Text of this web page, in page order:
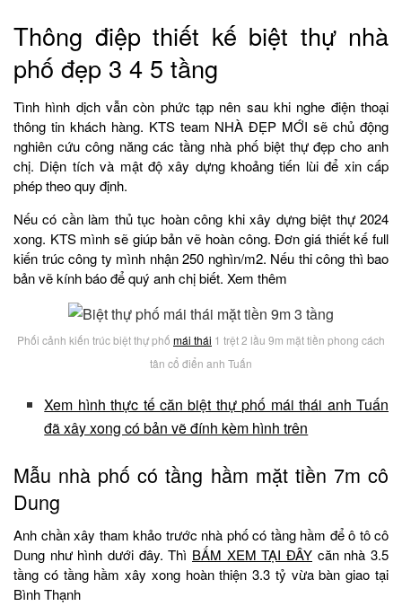
Thông điệp thiết kế biệt thự nhà
phố đẹp 3 4 5 tầng
Tình hình dịch vẫn còn phức tạp nên sau khi nghe điện thoại
thông tin khách hàng. KTS team NHÀ ĐẸP MỚI sẽ chủ động
nghiên cứu công năng các tầng nhà phố biệt thự đẹp cho anh
chị. Diện tích và mật độ xây dựng khoảng tiến lùi để xin cấp
phép theo quy định.
Nếu có cần làm thủ tục hoàn công khi xây dựng biệt thự 2024
xong. KTS mình sẽ giúp bản vẽ hoàn công. Đơn giá thiết kế full
kiến trúc công ty mình nhận 250 nghìn/m2. Nếu thi công thì bao
bản vẽ kính báo để quý anh chị biết. Xem thêm
Phối cảnh kiến trúc biệt thự phố mái thái 1 trệt 2 lầu 9m mặt tiền phong cách
tân cổ điển anh Tuấn
Xem hình thực tế căn biệt thự phố mái thái anh Tuấn
đã xây xong có bản vẽ đính kèm hình trên
Mẫu nhà phố có tầng hầm mặt tiền 7m cô
Dung
Anh chần xây tham khảo trước nhà phố có tầng hầm để ô tô cô
Dung như hình dưới đây. Thì BẤM XEM TẠI ĐÂY căn nhà 3.5
tầng có tầng hầm xây xong hoàn thiện 3.3 tỷ vừa bàn giao tại
Bình Thạnh